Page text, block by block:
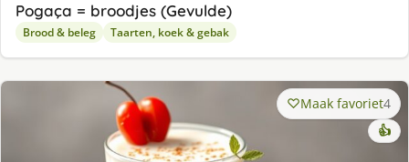
Pogaça = broodjes (Gevulde)
Brood & beleg Taarten, koek & gebak
Maak favoriet4
👍